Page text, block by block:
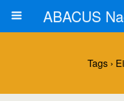
Tags ›